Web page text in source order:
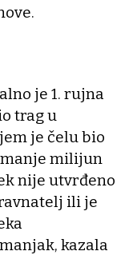
je 1. rujna
trag u
je čelu bio
milijun
nije utvrđeno
ili je
kazala